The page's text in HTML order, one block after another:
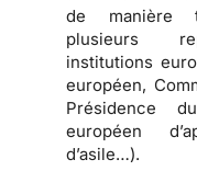
de manière
plusieurs
institutions
européen,
Présidence
européen
d’asile…).